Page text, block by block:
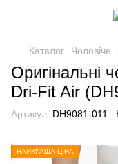
Каталог Чоловіче
Оригінальні
Dri-Fit Air
Артикул: DH9081-011
НАЙКРАЩА ЦІНА